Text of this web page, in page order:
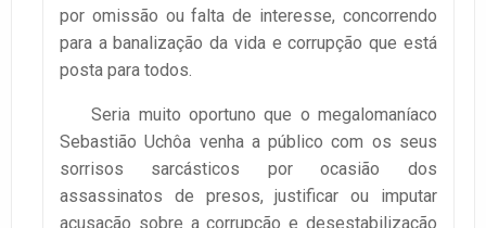
por omissão ou falta de interesse, concorrendo
para a banalização da vida e corrupção que está
posta para todos.
Seria muito oportuno que o megalomaníaco
Sebastião Uchôa venha a público com os seus
sorrisos sarcásticos por ocasião dos
assassinatos de presos, justificar ou imputar
acusação sobre a corrupção e desestabilização